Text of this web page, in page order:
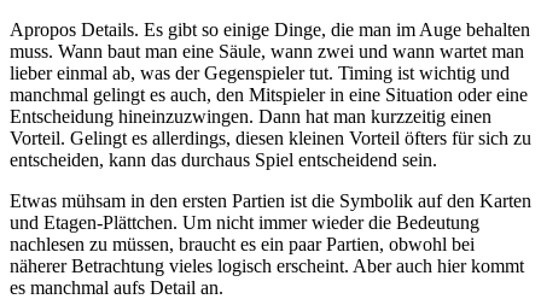
Apropos Details. Es gibt so einige Dinge, die man im Auge behalten
muss. Wann baut man eine Säule, wann zwei und wann wartet man
lieber einmal ab, was der Gegenspieler tut. Timing ist wichtig und
manchmal gelingt es auch, den Mitspieler in eine Situation oder eine
Entscheidung hineinzuzwingen. Dann hat man kurzzeitig einen
Vorteil. Gelingt es allerdings, diesen kleinen Vorteil öfters für sich zu
entscheiden, kann das durchaus Spiel entscheidend sein.
Etwas mühsam in den ersten Partien ist die Symbolik auf den Karten
und Etagen-Plättchen. Um nicht immer wieder die Bedeutung
nachlesen zu müssen, braucht es ein paar Partien, obwohl bei
näherer Betrachtung vieles logisch erscheint. Aber auch hier kommt
es manchmal aufs Detail an.